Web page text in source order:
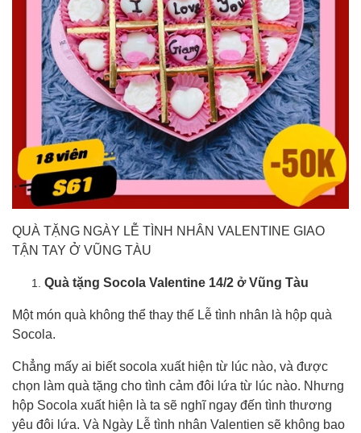
QUÀ TẶNG NGÀY LỄ TÌNH NHÂN VALENTINE GIAO
TẬN TAY Ở VŨNG TÀU
Quà tặng Socola Valentine 14/2 ở Vũng Tàu
Một món quà không thể thay thế Lễ tình nhân là hộp quà
Socola.
Chẳng mấy ai biết socola xuất hiện từ lúc nào, và được
chọn làm quà tặng cho tình cảm đôi lứa từ lúc nào. Nhưng
hộp Socola xuất hiện là ta sẽ nghĩ ngay đến tình thương
yêu đôi lứa. Và Ngày Lễ tình nhân Valentien sẽ không bao